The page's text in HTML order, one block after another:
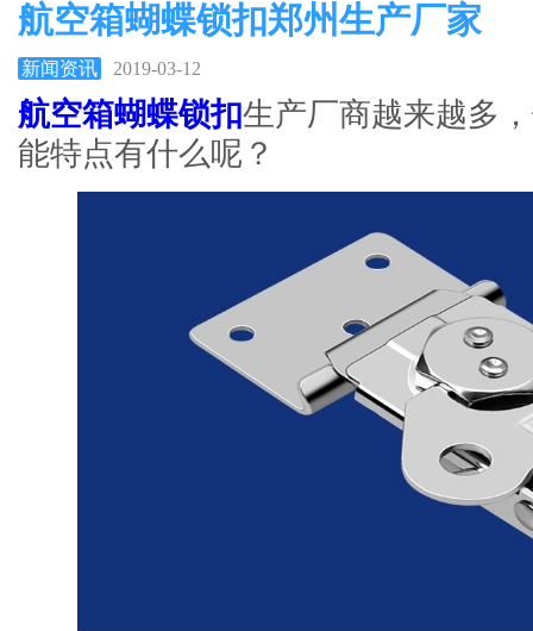
航空箱蝴蝶锁扣郑州生产厂家
新闻资讯 2019-03-12
航空箱蝴蝶锁扣生产厂商越来越多
能特点有什么呢？